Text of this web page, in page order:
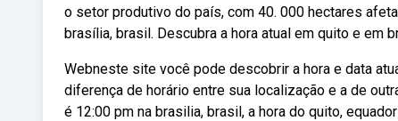
o setor produtivo do país, com 40. 000 hectares
brasília, brasil. Descubra a hora atual em quito e em
Webneste site você pode descobrir a hora e data
diferença de horário entre sua localização e a de
é 12:00 pm na brasilia, brasil, a hora do quito,